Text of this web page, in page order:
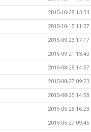
2015-10-28 13:34
2015-10-15 11:37
2015-09-23 17:17
2015-09-21 13:40
2015-08-28 14:57
2015-08-27 09:23
2015-08-25 14:58
2015-05-28 16:23
2015-05-27 09:45